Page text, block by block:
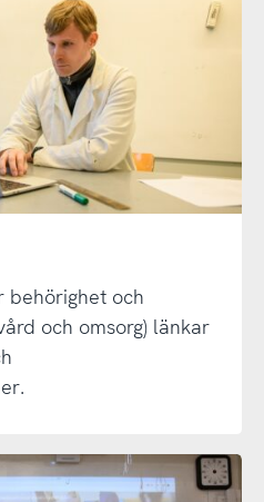
behörighet och
och omsorg) länkar